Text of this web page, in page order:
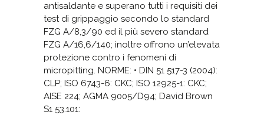
antisaldante e superano tutti i requisiti dei
test di grippaggio secondo lo standard
FZG A/8,3/90 ed il più severo standard
FZG A/16,6/140; inoltre offrono un’elevata
protezione contro i fenomeni di
micropitting. NORME: • DIN 51 517-3 (2004):
CLP; ISO 6743-6: CKC; ISO 12925-1: CKC;
AISE 224; AGMA 9005/D94; David Brown
S1 53.101: